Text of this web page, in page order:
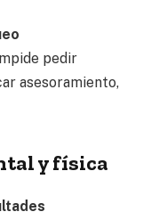
pedir
asesoramiento,
y física